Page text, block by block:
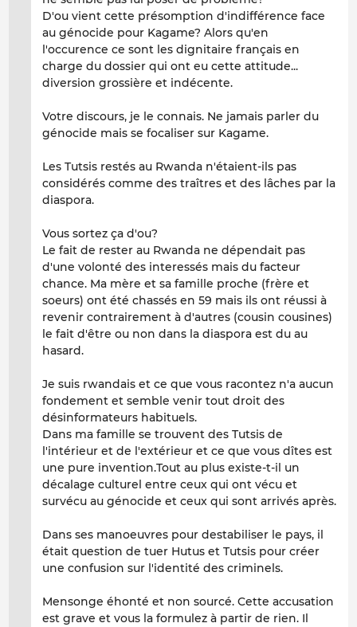
D'ou vient cette présomption d'indifférence face
au génocide pour Kagame? Alors qu'en
l'occurence ce sont les dignitaire français en
charge du dossier qui ont eu cette attitude...
diversion grossière et indécente.
Votre discours, je le connais. Ne jamais parler du
génocide mais se focaliser sur Kagame.
Les Tutsis restés au Rwanda n'étaient-ils pas
considérés comme des traîtres et des lâches par la
diaspora.
Vous sortez ça d'ou?
Le fait de rester au Rwanda ne dépendait pas
d'une volonté des interessés mais du facteur
chance. Ma mère et sa famille proche (frère et
soeurs) ont été chassés en 59 mais ils ont réussi à
revenir contrairement à d'autres (cousin cousines)
le fait d'être ou non dans la diaspora est du au
hasard.
Je suis rwandais et ce que vous racontez n'a aucun
fondement et semble venir tout droit des
désinformateurs habituels.
Dans ma famille se trouvent des Tutsis de
l'intérieur et de l'extérieur et ce que vous dîtes est
une pure invention.Tout au plus existe-t-il un
décalage culturel entre ceux qui ont vécu et
survécu au génocide et ceux qui sont arrivés après.
Dans ses manoeuvres pour destabiliser le pays, il
était question de tuer Hutus et Tutsis pour créer
une confusion sur l'identité des criminels.
Mensonge éhonté et non sourcé. Cette accusation
est grave et vous la formulez à partir de rien. Il